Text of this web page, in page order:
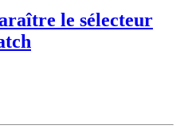
le sélecteur